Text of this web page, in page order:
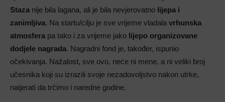
Staza nije bila lagana, ali je bila nevjerovatno lijepa i
zanimljiva. Na startu/cilju je sve vrijeme vladala vrhunska
atmosfera pa tako i za vrijeme jako lijepo organizovane
dodjele nagrada. Nagradni fond je, također, ispunio
očekivanja. Nažalost, sve ovo, neće ni mene, a ni veliki broj
učesnika koji su izrazili svoje nezadovoljstvo nakon utrke,
natjerati da trčimo i naredne godine.